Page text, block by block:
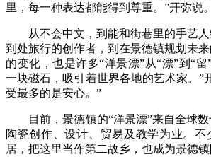
里，每一种表达都能得到尊重。”开弥说。
从不会中文，到能和街巷里的手艺人
到处旅行的创作者，到在景德镇规划未
的变化，也是许多“洋景漂”从“漂”到“
一块磁石，吸引着世界各地的艺术家。”
受最多的是安心。”
目前，景德镇的“洋景漂”来自全球数
陶瓷创作、设计、贸易及教学为业。不
居，把这里当作第二故乡，也成为景德